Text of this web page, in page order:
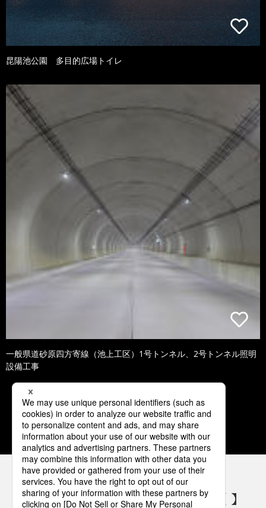
昆陽池公園 多目的広場トイレ
一般県道砂原四方寄線（池上工区）1号トンネル、2号トンネル照明
設備工事
1 2 3 4 5
パナソニックの電気設備 SNSアカウント